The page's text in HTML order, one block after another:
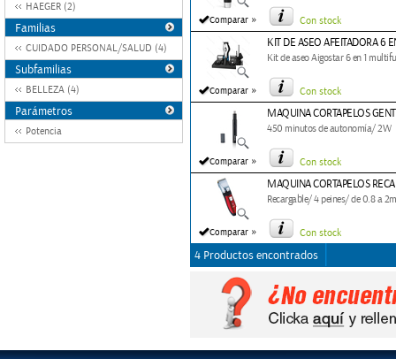
HAEGER (2)
Familias
CUIDADO PERSONAL/SALUD (4)
Subfamilias
BELLEZA (4)
Parámetros
Potencia
Comparar » Con stock
Comparar »
KIT DE ASEO AFEITADORA 6
Kit de aseo Aigostar 6 en 1
Con stock
Comparar »
MAQUINA CORTAPELOS
450 minutos de autonomía/ 2W
Con stock
Comparar »
MAQUINA CORTAPELOS
Recargable/ 4 peines/ de 0.8 a
Con stock
4 Productos encontrados